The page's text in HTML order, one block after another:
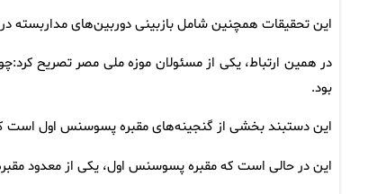
این تحقیقات همچنین شامل بازبینی دوربین‌های
در همین ارتباط، یکی از مسئولان موزه ملی مصر تصریح
بود.
این دستبند بخشی از گنجینه‌های مقبره پسوسنس اول
این در حالی است که مقبره پسوسنس اول، یکی از معدود